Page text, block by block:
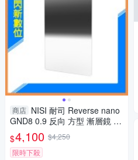
商店 NISI 耐司 Reverse nano
GND8 0.9 反向 方型 漸層鏡 10
0x150mm(減三格)ND8
$4,100 $4,250
限時下殺